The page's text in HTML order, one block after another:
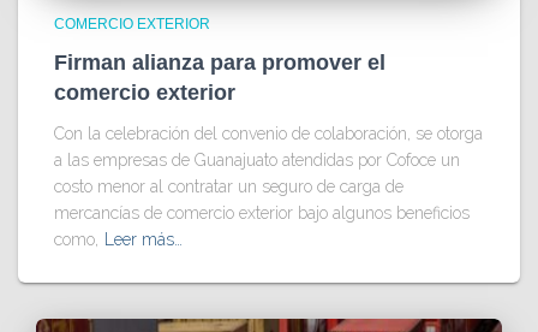
COMERCIO EXTERIOR
Firman alianza para promover el
comercio exterior
Con la celebración del convenio de colaboración, se otorga
a las empresas de Guanajuato atendidas por Cofoce un
costo menor al contratar un seguro de carga de
mercancías de comercio exterior bajo algunos beneficios
como, Leer más…